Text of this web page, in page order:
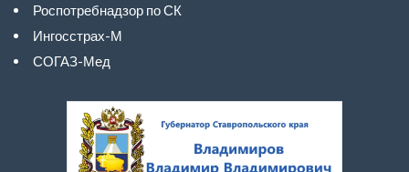
Роспотребнадзор по СК
Ингосстрах-М
СОГАЗ-Мед